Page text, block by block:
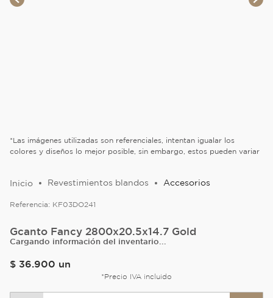
*Las imágenes utilizadas son referenciales, intentan igualar los
colores y diseños lo mejor posible, sin embargo, estos pueden variar
Revestimientos blandos Accesorios
Referencia: KF03DO241
Gcanto Fancy 2800x20.5x14.7 Gold
Cargando información del inventario...
$ 36.900 un
*Precio IVA incluido